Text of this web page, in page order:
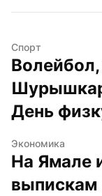
Спорт
Волейбол,
День
Экономика
На Ямале
выпискам